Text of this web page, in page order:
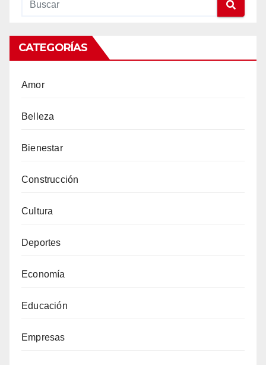
CATEGORÍAS
Amor
Belleza
Bienestar
Construcción
Cultura
Deportes
Economía
Educación
Empresas